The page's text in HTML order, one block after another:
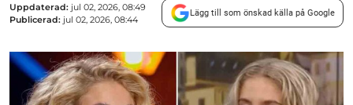
Uppdaterad: jul 02, 2026, 08:49
Publicerad: jul 02, 2026, 08:44
Lägg till som önskad källa på Google